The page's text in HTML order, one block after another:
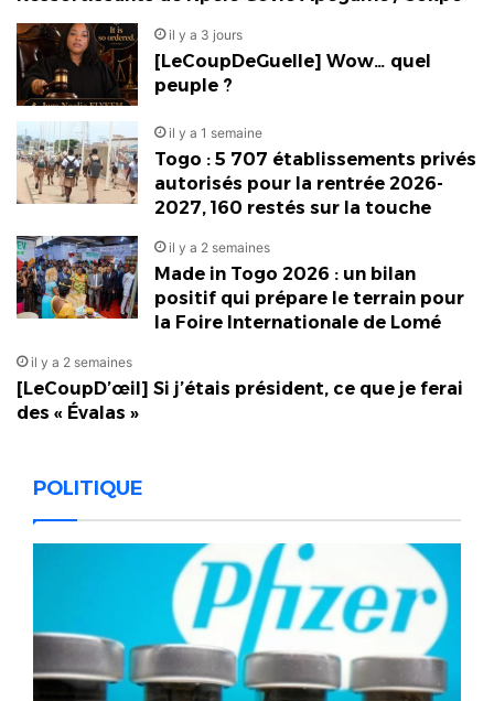
il y a 3 jours
[LeCoupDeGuelle] Wow… quel
peuple ?
il y a 1 semaine
Togo : 5 707 établissements privés
autorisés pour la rentrée 2026-
2027, 160 restés sur la touche
il y a 2 semaines
Made in Togo 2026 : un bilan
positif qui prépare le terrain pour
la Foire Internationale de Lomé
il y a 2 semaines
[LeCoupD’œil] Si j’étais président, ce que je ferai
des « Évalas »
POLITIQUE